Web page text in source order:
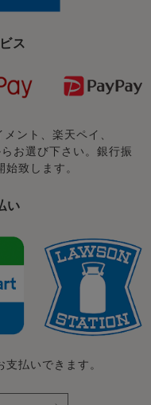
ス
ント、楽天ペイ、
お選び下さい。銀行振
致します。
い
払いできます。